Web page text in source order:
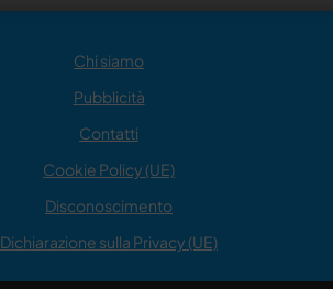
Chi siamo
Pubblicità
Contatti
Cookie Policy (UE)
Disconoscimento
Dichiarazione sulla Privacy (UE)